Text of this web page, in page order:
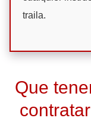
traila.
Que